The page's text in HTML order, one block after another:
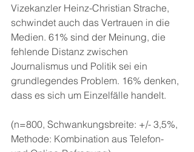
Vizekanzler Heinz-Christian Strache,
schwindet auch das Vertrauen in die
Medien. 61% sind der Meinung, die
fehlende Distanz zwischen
Journalismus und Politik sei ein
grundlegendes Problem. 16% denken,
dass es sich um Einzelfälle handelt.
(n=800, Schwankungsbreite: +/- 3,5%,
Methode: Kombination aus Telefon-